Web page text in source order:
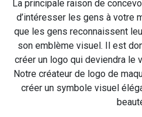
La principale raison de
d’intéresser les gens à votre
que les gens reconnaissent
son emblème visuel. Il est
créer un logo qui deviendra le
Notre créateur de logo de
créer un symbole visuel